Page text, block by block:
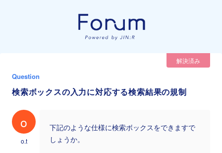
解決済み
Question
検索ボックスの入力に対応する検索結果の規制
o
o.t
下記のような仕様に検索ボックスをできますで
しょうか。